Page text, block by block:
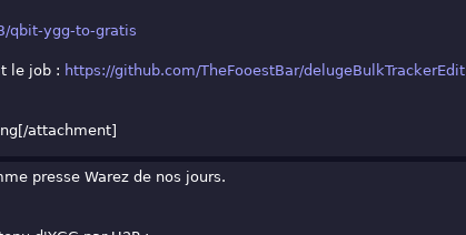
qbit-ygg-to-gratis
le job : https://github.com/TheFooestBar/delugeBulkTrackerEdit
[/attachment]
presse Warez de nos jours.